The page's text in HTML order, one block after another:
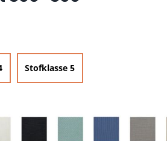
Stofklasse 5